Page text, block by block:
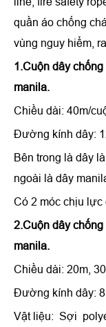
quần áo chống
vùng nguy hiểm,
1.Cuộn dây
manila.
Chiều dài: 40m/
Đường kính dây:
Bên trong là dây
ngoài là dây
Có 2 móc chịu lực
2.Cuộn dây
manila.
Chiều dài: 20m,
Đường kính dây:
Vật liệu: Sợi